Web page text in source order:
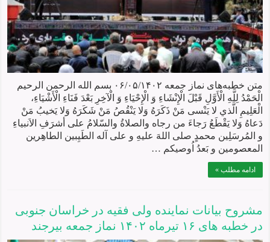
متن خطبه‌های نماز جمعه ۰۶/۰۵/۱۴۰۲ بسم الله الرحمن الرحیم
الْحَمْدُ لِلَّهِ الْأَوَّلِ قَبْلَ الْإِنْشَاءِ وَ الْإِحْيَاءِ وَ الْآخِرِ بَعْدَ فَنَاءِ الْأَشْيَاءِ،
الْعَلِيمِ الَّذي لا يَنْسى مَنْ ذَكَرَهُ وَلا يَنْقُصُ مَنْ شَكَرَهُ وَلا يَخيبُ مَنْ
دَعاهُ وَلا يَقْطَعُ رَجاءَ من رجاه والصلاةُ والسّلامُ علی أشرَفِ الاَنبیاءِ
و المُرسَلِين محمدٍ صلی اللهَ علیهِ و علی آله الطَیِبین الطاهِرین
المعصومین و بَعدُ اُوصیکم …
ادامه مطلب »
مشروح بیانات نماينده ولی فقيه در خراسان جنوبی
در خطبه های ۱۶ تیرماه ۱۴۰۲ نماز جمعه بيرجند